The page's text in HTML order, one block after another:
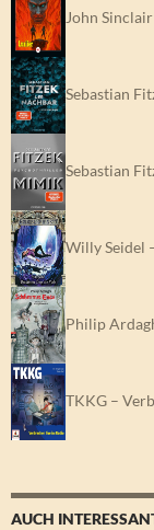
John
Sebastian
Sebastian
Willy Seidel
Philip
TKKG –
AUCH